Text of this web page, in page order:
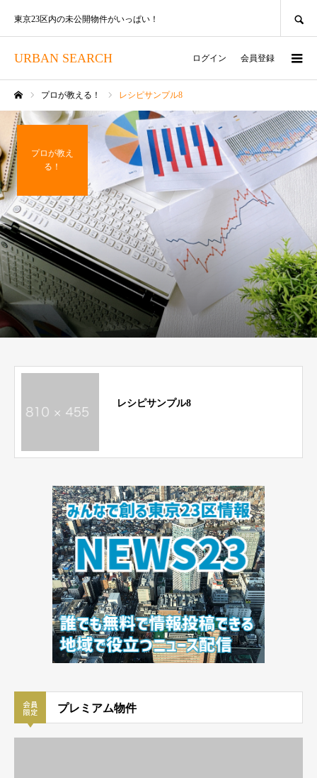
URBAN SEARCH
東京23区内の未公開物件がいっぱい！
ログイン 会員登録
プロが教える！ レシピサンプル8
プロが教え
る！
レシピサンプル8
プレミアム物件